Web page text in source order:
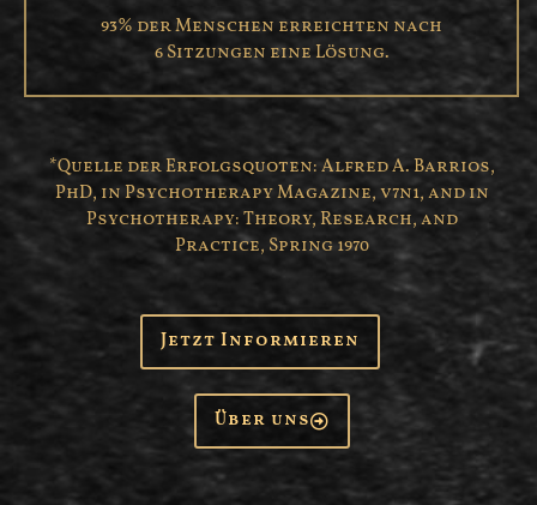
93% der Menschen erreichten nach
6 Sitzungen eine Lösung.
*Quelle der Erfolgsquoten: Alfred A. Barrios,
PhD, in Psychotherapy Magazine, v7n1, and in
Psychotherapy: Theory, Research, and
Practice, Spring 1970
Jetzt Informieren
Über uns